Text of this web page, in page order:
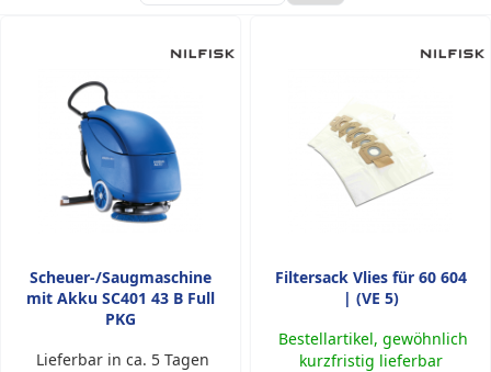
Scheuer-/Saugmaschine
mit Akku SC401 43 B Full
PKG
Lieferbar in ca. 5 Tagen
Filtersack Vlies für 60 604
| (VE 5)
Bestellartikel, gewöhnlich
kurzfristig lieferbar